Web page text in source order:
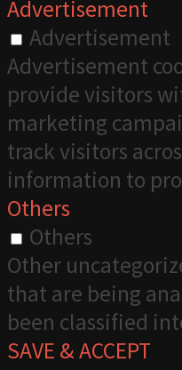
Advertisement
Advertisement
Advertisement
provide visitors
marketing
track visitors
information to
Others
Others
Other
that are being
been classified
SAVE & ACCEPT